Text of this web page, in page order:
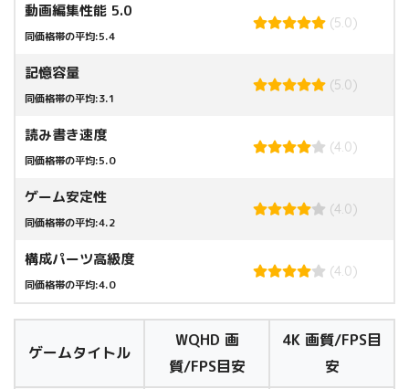
動画編集性能 5.0
同価格帯の平均:5.4
(5.0)
記憶容量
同価格帯の平均:3.1
(5.0)
読み書き速度
同価格帯の平均:5.0
(4.0)
ゲーム安定性
同価格帯の平均:4.2
(4.0)
構成パーツ高級度
同価格帯の平均:4.0
(4.0)
ゲームタイトル
WQHD 画
質/FPS目安
4K 画質/FPS目
安